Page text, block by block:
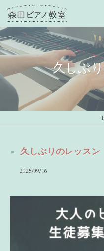
久しぶ
久しぶりのレッスン
2025/09/16